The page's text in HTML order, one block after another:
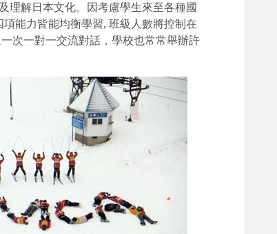
理解日本文化。因考慮學生來至各種國
能力皆能均衡學習, 班級人數將控制在
次一對一交流對話，學校也常常舉辦許